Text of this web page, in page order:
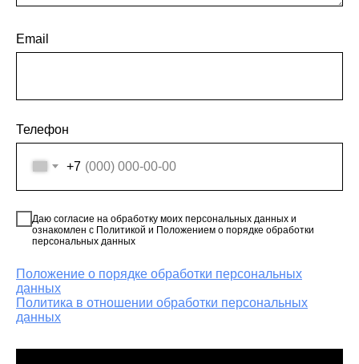
Email
Телефон
+7
Даю согласие на обработку моих персональных данных и
ознакомлен с Политикой и Положением о порядке обработки
персональных данных
Положение о порядке обработки персональных
данных
Политика в отношении обработки персональных
данных